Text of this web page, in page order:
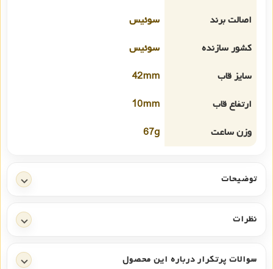
اصالت برند
سوئیس
کشور سازنده
سوئیس
سایز قاب
42mm
ارتفاع قاب
10mm
وزن ساعت
67g
توضیحات
نظرات
سوالات پرتکرار درباره این محصول